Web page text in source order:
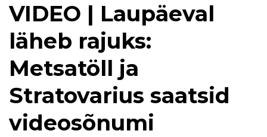
VIDEO | Laupäeval
läheb rajuks:
Metsatöll ja
Stratovarius saatsid
videosõnumi